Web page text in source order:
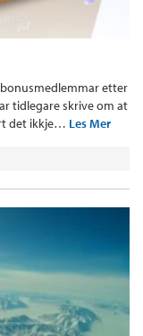
etter
tidlegare skrive om at
det ikkje… Les Mer